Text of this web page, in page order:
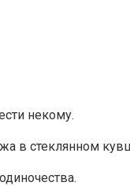
некому.
в стеклянном